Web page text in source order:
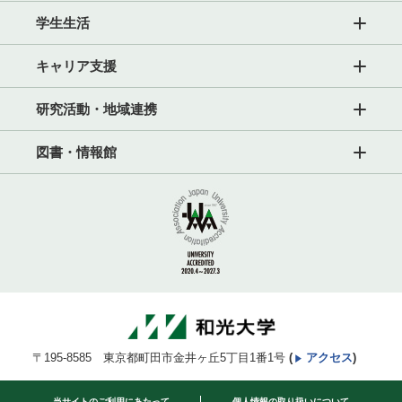
学生生活
キャリア支援
研究活動・地域連携
図書・情報館
〒195-8585 東京都町田市金井ヶ丘5丁目1番1号 ( アクセス)